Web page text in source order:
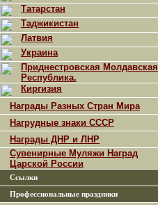
Татарстан
Таджикистан
Латвия
Украина
Приднестровская Молдавская
Республика.
Киргизия
Награды Разных Стран Мира
Нагрудные знаки СССР
Награды ДНР и ЛНР
Сувенирные Муляжи Наград
Царской России
Ссылки
Профессиональные праздники